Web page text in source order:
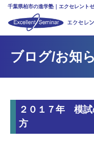
千葉県柏市の進学塾｜エクセレント
塾の紹介
合格実績
入会案内
ブログ/お知
２０１７年 模試
方